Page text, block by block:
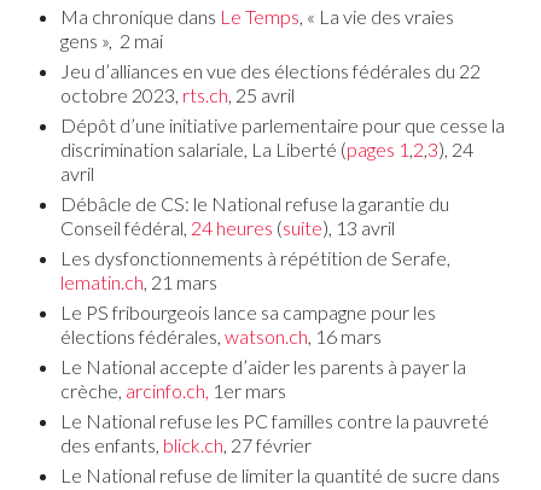
Ma chronique dans L e Temps , « La vie des vraies
gens », 2 mai
Jeu d’alliances en vue des élections fédérales du 22
octobre 2023, rts.ch , 25 avril
Dépôt d’une initiative parlementaire pour que cesse la
discrimination salariale, La Liberté (pages 1 2 3), 24
avril
Débâcle de CS: le National refuse la garantie du
Conseil fédéral, 24 heures (suite), 13 avril
Les dysfonctionnements à répétition de Serafe,
lematin.ch , 21 mars
Le PS fribourgeois lance sa campagne pour les
élections fédérales, watson.ch , 16 mars
Le National accepte d’aider les parents à payer la
crèche, arcinfo.ch, 1er mars
Le National refuse les PC familles contre la pauvreté
des enfants, blick.ch , 27 février
Le National refuse de limiter la quantité de sucre dans